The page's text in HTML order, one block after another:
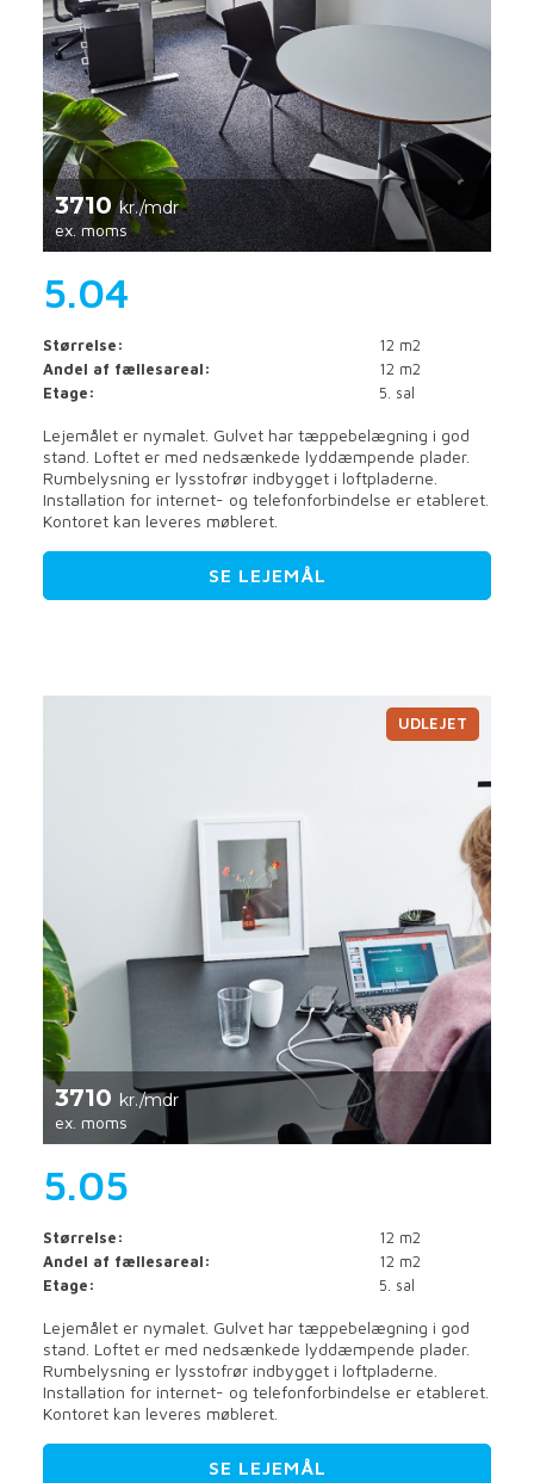
3710kr./mdr
ex. moms
5.04
Størrelse:
12 m2
Andel af fællesareal:
12 m2
Etage:
5. sal
Lejemålet er nymalet. Gulvet har tæppebelægning i god
stand. Loftet er med nedsænkede lyddæmpende plader.
Rumbelysning er lysstofrør indbygget i loftpladerne.
Installation for internet- og telefonforbindelse er etableret.
Kontoret kan leveres møbleret.
SE LEJEMÅL
UDLEJET
3710 kr./mdr
ex. moms
5.05
Størrelse:
12 m2
Andel af fællesareal:
12 m2
Etage:
5. sal
Lejemålet er nymalet. Gulvet har tæppebelægning i god
stand. Loftet er med nedsænkede lyddæmpende plader.
Rumbelysning er lysstofrør indbygget i loftpladerne.
Installation for internet- og telefonforbindelse er etableret.
Kontoret kan leveres møbleret.
SE LEJEMÅL